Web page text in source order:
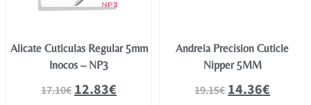
Alicate Cuticulas Regular 5mm
Inocos – NP3
17.10€ 12.83€
Andreia Precision Cuticle
Nipper 5MM
19.15€ 14.36€